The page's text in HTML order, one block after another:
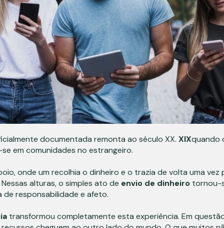
documentada remonta ao século XX. XIXquando
em comunidades no estrangeiro.
onde um recolhia o dinheiro e o trazia de volta uma vez
alturas, o simples ato de envio de dinheiro tornou-
responsabilidade e afeto.
transformou completamente esta experiência. Em